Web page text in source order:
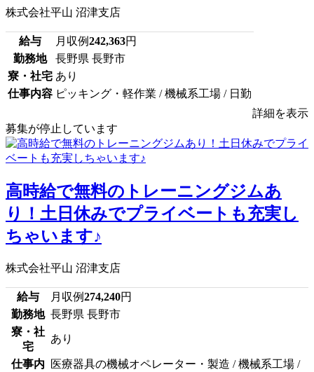
株式会社平山 沼津支店
給与 月収例242,363円
勤務地
長野県 長野市
寮・社宅 あり
仕事内容 ピッキング・軽作業 / 機械系工場 / 日勤
詳細を表示
募集が停止しています
高時給で無料のトレーニングジムあ
り！土日休みでプライベートも充実し
ちゃいます♪
株式会社平山 沼津支店
給与 月収例274,240円
勤務地 長野県 長野市
寮・社
宅
あり
仕事内
医療器具の機械オペレーター・製造 / 機械系工場 /